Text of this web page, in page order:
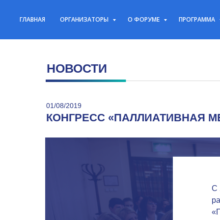
ГЛАВНАЯ ОРГАНИЗАТОРЫ О ФОРУМЕ ПРОГРАММА
НОВОСТИ
КОНГРЕСС «ПАЛЛИАТИВНАЯ
01/08/2019
С